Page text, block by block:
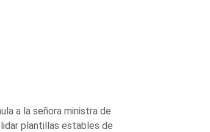
a la señora ministra de
plantillas estables de